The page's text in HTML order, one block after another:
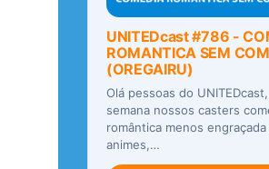
UNITEDcast #786 -
ROMANTICA SEM
(OREGAIRU)
Olá pessoas do
semana nossos casters
romântica menos
animes,…